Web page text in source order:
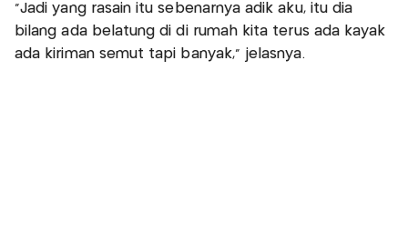
"Jadi yang rasain itu sebenarnya adik aku, itu dia
bilang ada belatung di di rumah kita terus ada kayak
ada kiriman semut tapi banyak," jelasnya.